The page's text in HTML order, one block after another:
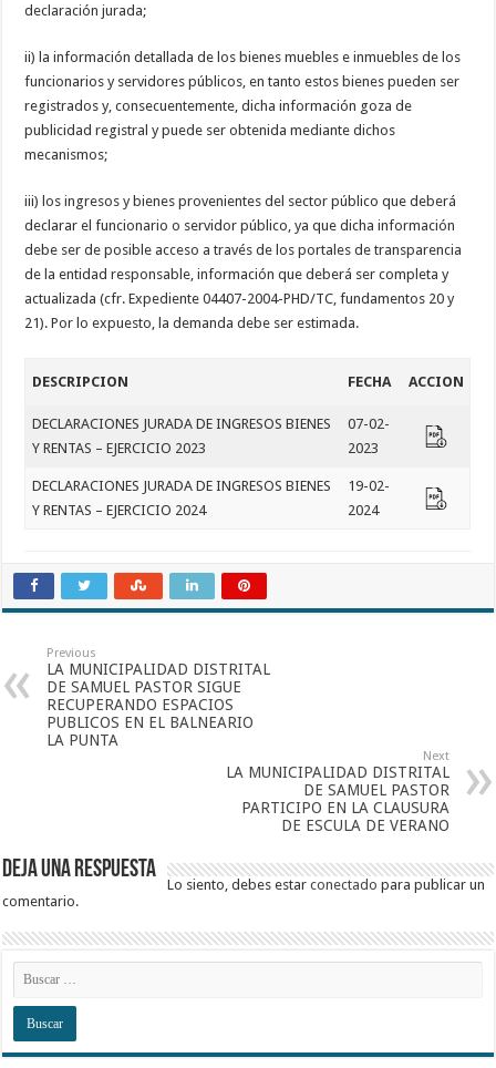
declaración jurada;
ii) la información detallada de los bienes muebles e inmuebles de los
funcionarios y servidores públicos, en tanto estos bienes pueden ser
registrados y, consecuentemente, dicha información goza de
publicidad registral y puede ser obtenida mediante dichos
mecanismos;
iii) los ingresos y bienes provenientes del sector público que deberá
declarar el funcionario o servidor público, ya que dicha información
debe ser de posible acceso a través de los portales de transparencia
de la entidad responsable, información que deberá ser completa y
actualizada (cfr. Expediente 04407-2004-PHD/TC, fundamentos 20 y
21). Por lo expuesto, la demanda debe ser estimada.
DESCRIPCION FECHA ACCION
DECLARACIONES JURADA DE INGRESOS BIENES
Y RENTAS – EJERCICIO 2023
07-02-
2023
DECLARACIONES JURADA DE INGRESOS BIENES
Y RENTAS – EJERCICIO 2024
19-02-
2024
Previous
LA MUNICIPALIDAD DISTRITAL
DE SAMUEL PASTOR SIGUE
RECUPERANDO ESPACIOS
PUBLICOS EN EL BALNEARIO
LA PUNTA
Next
LA MUNICIPALIDAD DISTRITAL
DE SAMUEL PASTOR
PARTICIPO EN LA CLAUSURA
DE ESCULA DE VERANO
Deja una respuesta
Lo siento, debes estarconectado para publicar un
comentario.